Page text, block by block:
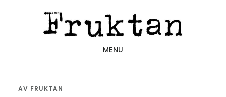
MENU
AV FRUKTAN